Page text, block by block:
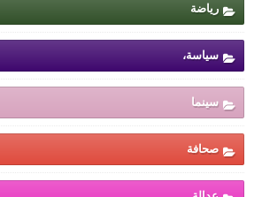
رياضة
سياسة،
سينما
صحافة